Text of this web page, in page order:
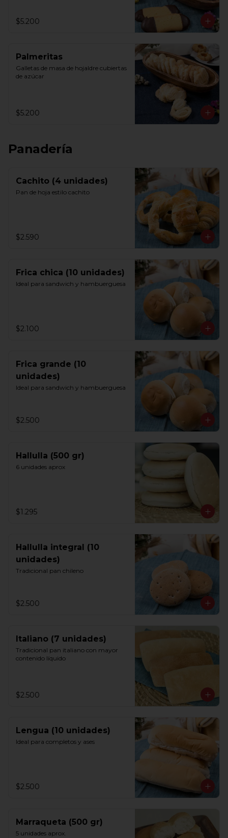
$5.200
Palmeritas
Galletas de masa de hojaldre cubiertas
de azúcar
$5.200
Panadería
Cachito (4 unidades)
Pan de hoja estilo cachito
$2.590
Frica chica (10 unidades)
Ideal para sandwich y hambuerguesa
$2.100
Frica grande (10
unidades)
Ideal para sandwich y hambuerguesa
$2.500
Hallulla (500 gr)
6 unidades aprox
$1.295
Hallulla integral (10
unidades)
Tradicional pan chileno
$2.500
Italiano (7 unidades)
Tradicional pan italiano con mayor
contenido líquido
$2.500
Lengua (10 unidades)
Ideal para completos y ases
$2.500
Marraqueta (500 gr)
5 unidades aprox.